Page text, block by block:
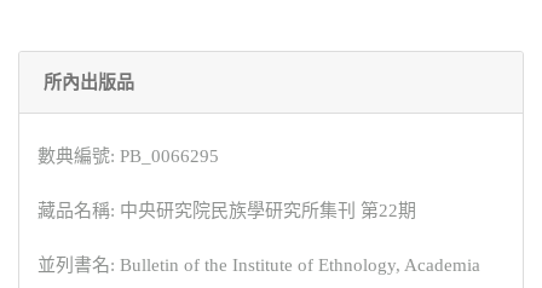
所內出版品
數典編號: PB_0066295
藏品名稱: 中央研究院民族學研究所集刊 第22期
並列書名: Bulletin of the Institute of Ethnology, Academia